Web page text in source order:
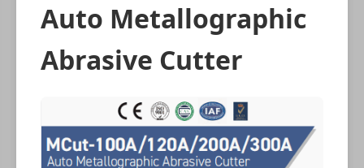
Auto Metallographic
Abrasive Cutter